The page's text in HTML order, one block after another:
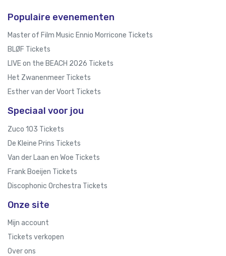
Populaire evenementen
Master of Film Music Ennio Morricone Tickets
BLØF Tickets
LIVE on the BEACH 2026 Tickets
Het Zwanenmeer Tickets
Esther van der Voort Tickets
Speciaal voor jou
Zuco 103 Tickets
De Kleine Prins Tickets
Van der Laan en Woe Tickets
Frank Boeijen Tickets
Discophonic Orchestra Tickets
Onze site
Mijn account
Tickets verkopen
Over ons